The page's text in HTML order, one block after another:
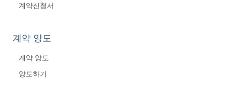
계약신청서
계약 양도
계약 양도
양도하기